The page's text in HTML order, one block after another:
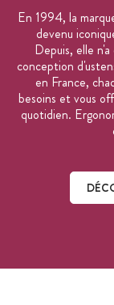
En 1994, la
devenu
Depuis, elle
conception
en France,
besoins et vous
quotidien.